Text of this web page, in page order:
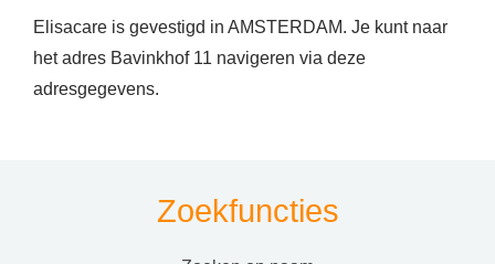
Elisacare is gevestigd in AMSTERDAM. Je kunt naar
het adres Bavinkhof 11 navigeren via deze
adresgegevens.
Zoekfuncties